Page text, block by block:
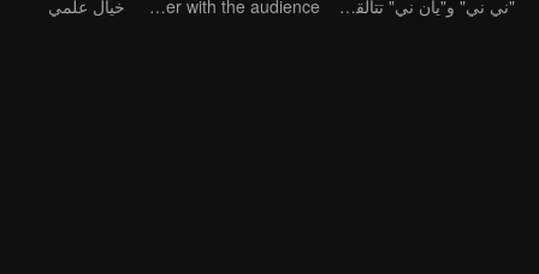
"ني ني" و"يان ني" تتألقان في دراما تشويق تقودها بطلات من النساء
Charlene Choi interacts and looks for the murderer with the audience
خيال علمي